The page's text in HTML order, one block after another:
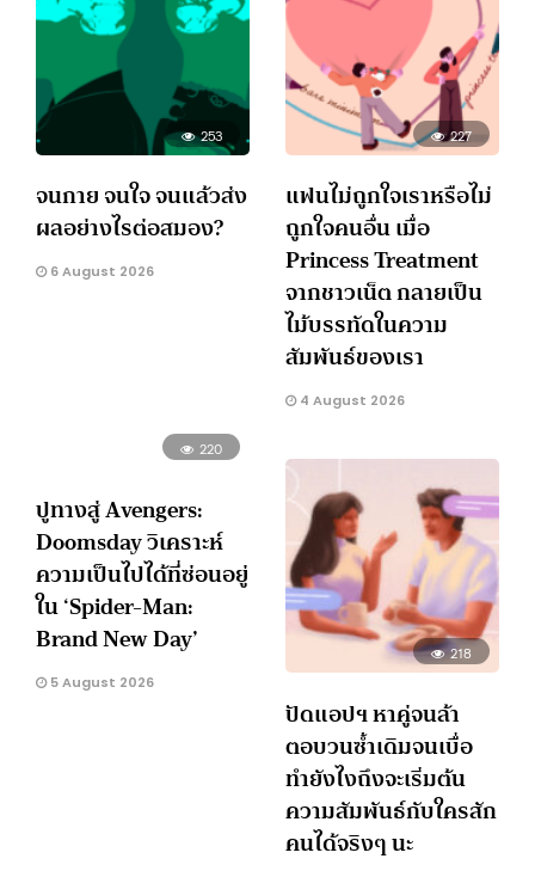
253
จนกาย จนใจ จนแล้วส่ง
ผลอย่างไรต่อสมอง?
6 August 2026
227
แฟนไม่ถูกใจเราหรือไม่
ถูกใจคนอื่น เมื่อ
Princess Treatment
จากชาวเน็ต กลายเป็น
ไม้บรรทัดในความ
สัมพันธ์ของเรา
4 August 2026
220
ปูทางสู่ Avengers:
Doomsday วิเคราะห์
ความเป็นไปได้ที่ซ่อนอยู่
ใน ‘Spider-Man:
Brand New Day’
5 August 2026
218
ปัดแอปฯ หาคู่จนล้า
ตอบวนซ้ำเดิมจนเบื่อ
ทำยังไงถึงจะเริ่มต้น
ความสัมพันธ์กับใครสัก
คนได้จริงๆ นะ